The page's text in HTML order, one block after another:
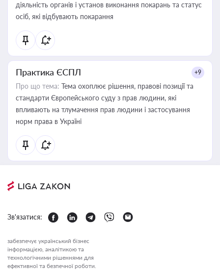
діяльність органів і установ виконання покарань та статус
осіб, які відбувають покарання
Практика ЄСПЛ +9
Про що тема: Тема охоплює рішення, правові позиції та
стандарти Європейського суду з прав людини, які
впливають на тлумачення прав людини і застосування
норм права в Україні
Зв'язатися:
забезпечує український бізнес
інформацією, аналітикою та
технологічними рішеннями для
ефективної та безпечної роботи.